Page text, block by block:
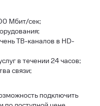
Мбит/сек;
ТВ-каналов в HD-
в течении 24 часов;
связи;
подключить